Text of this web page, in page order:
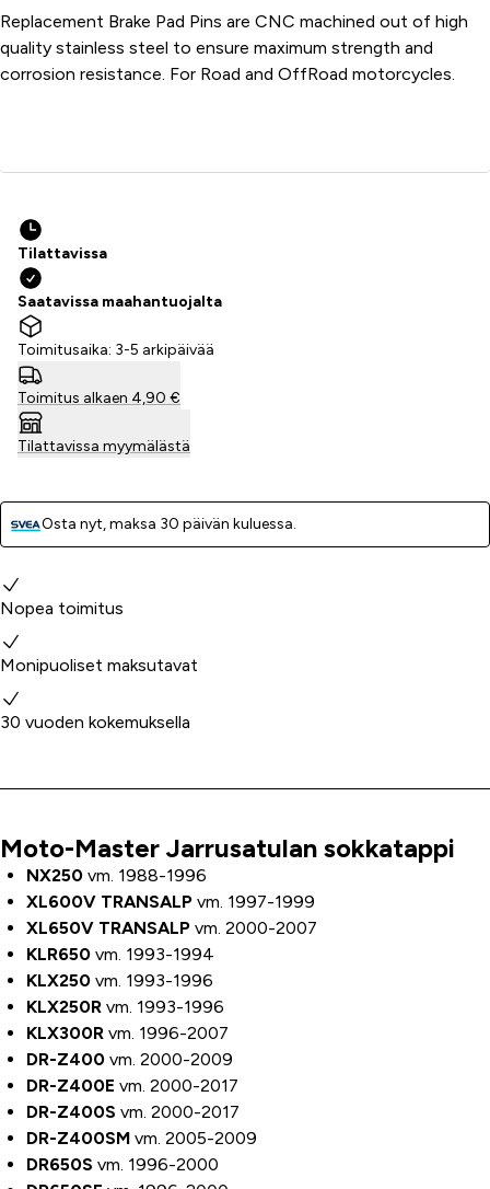
Replacement Brake Pad Pins are CNC machined out of high
quality stainless steel to ensure maximum strength and
corrosion resistance. For Road and OffRoad motorcycles.
Tilattavissa
Saatavissa maahantuojalta
Toimitusaika: 3-5 arkipäivää
Toimitus alkaen 4,90 €
Tilattavissa myymälästä
Osta nyt, ­maksa 30 päivän kuluessa.
Miksi valita meidät?
Nopea toimitus
Monipuoliset maksutavat
30 vuoden kokemuksella
Tuoteinfo
Moto-Master Jarrusatulan sokkatappi
NX250 vm. 1988-1996
XL600V TRANSALP vm. 1997-1999
XL650V TRANSALP vm. 2000-2007
KLR650 vm. 1993-1994
KLX250 vm. 1993-1996
KLX250R vm. 1993-1996
KLX300R vm. 1996-2007
DR-Z400 vm. 2000-2009
DR-Z400E vm. 2000-2017
DR-Z400S vm. 2000-2017
DR-Z400SM vm. 2005-2009
DR650S vm. 1996-2000